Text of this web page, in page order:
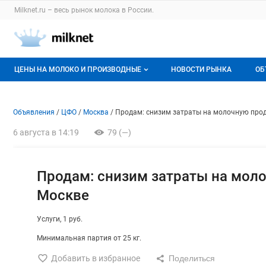
Раздел навигации по сайту milknet.ru
Milknet.ru – весь рынок молока в России.
Авторизация и меню пользователя
Навигация по разделам сайта milknet.ru
ЦЕНЫ НА МОЛОКО И ПРОИЗВОДНЫЕ
Динамика цен
Отзывы
НОВОСТИ РЫНКА
Объявление: Продам:
Информация о объявлении
Навигация и управление
Объявления ЦФО Москва Продам: снизим затраты на молочную
6 августа в 14:19 79 (—)
Продам: снизим затраты на
Москве
Услуги 1 руб.
Минимальная партия от 25 кг.
Добавить в избранное